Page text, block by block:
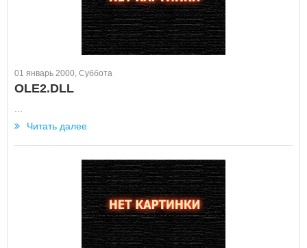
01 январь 2000, Суббота
OLE2.DLL
Читать далее